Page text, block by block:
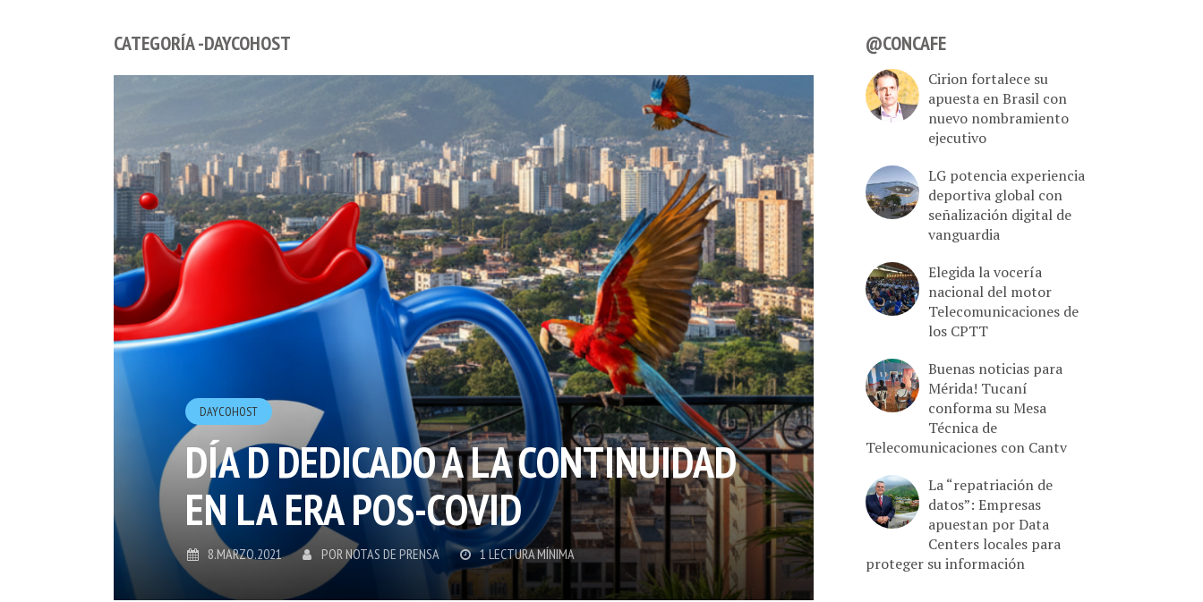
CATEGORÍA -DAYCOHOST
DAYCOHOST
DÍA D DEDICADO A LA CONTINUIDAD
EN LA ERA POS-COVID
8.MARZO.2021 POR NOTAS DE PRENSA 1 LECTURA MÍNIMA
@CONCAFE
Cirion fortalece su
apuesta en Brasil con
nuevo nombramiento
ejecutivo
LG potencia experiencia
deportiva global con
señalización digital de
vanguardia
Elegida la vocería
nacional del motor
Telecomunicaciones de
los CPTT
Buenas noticias para
Mérida! Tucaní
conforma su Mesa
Técnica de
Telecomunicaciones con Cantv
La “repatriación de
datos”: Empresas
apuestan por Data
Centers locales para
proteger su información